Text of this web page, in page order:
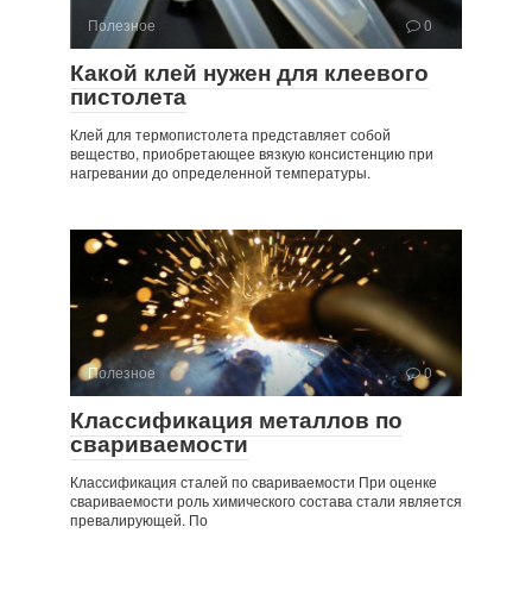
Полезное 0
Какой клей нужен для клеевого
пистолета
Клей для термопистолета представляет собой
вещество, приобретающее вязкую консистенцию при
нагревании до определенной температуры.
Полезное 0
Классификация металлов по
свариваемости
Классификация сталей по свариваемости При оценке
свариваемости роль химического состава стали является
превалирующей. По